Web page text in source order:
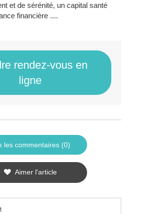
et de sérénité, un capital santé
financière ....
rendez-vous en
ligne
les commentaires (0)
Aimer l'article